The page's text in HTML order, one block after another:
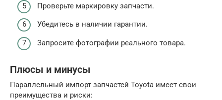
Проверьте маркировку запчасти.
Убедитесь в наличии гарантии.
Запросите фотографии реального товара.
Плюсы и минусы
Параллельный импорт запчастей Toyota имеет свои
преимущества и риски: